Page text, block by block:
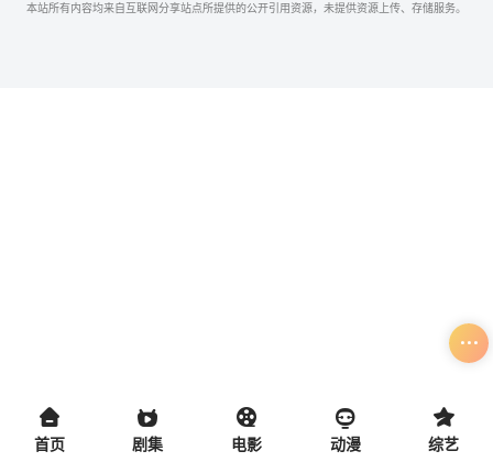
本站所有内容均来自互联网分享站点所提供的公开引用资源，未提供资源上传、存储服务。
首页 剧集 电影 动漫 综艺